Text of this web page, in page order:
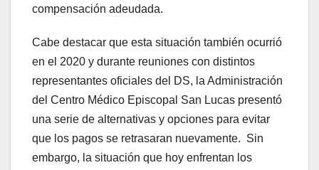
compensación adeudada.
Cabe destacar que esta situación también ocurrió
en el 2020 y durante reuniones con distintos
representantes oficiales del DS, la Administración
del Centro Médico Episcopal San Lucas presentó
una serie de alternativas y opciones para evitar
que los pagos se retrasaran nuevamente. Sin
embargo, la situación que hoy enfrentan los